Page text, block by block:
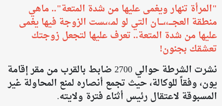
​"المرأة تنهار ويغمى عليها من شدة المتعة".. ماهي
منطقة العجــــ،،ــــان التي لو لمـ،،ـست الزوجة فيها يغمى
عليها من شدة المتعة.. تعرف عليها لتجعل زوجتك
تعشقك بجنون!
نشرت الشرطة حوالي 2700 ضابط بالقرب من مقر إقامة
يون، وفقاً للوكالة، حيث تجمع أنصاره لمنع المحاولة غير
المسبوقة لاعتقال رئيس أثناء فترة ولايته.